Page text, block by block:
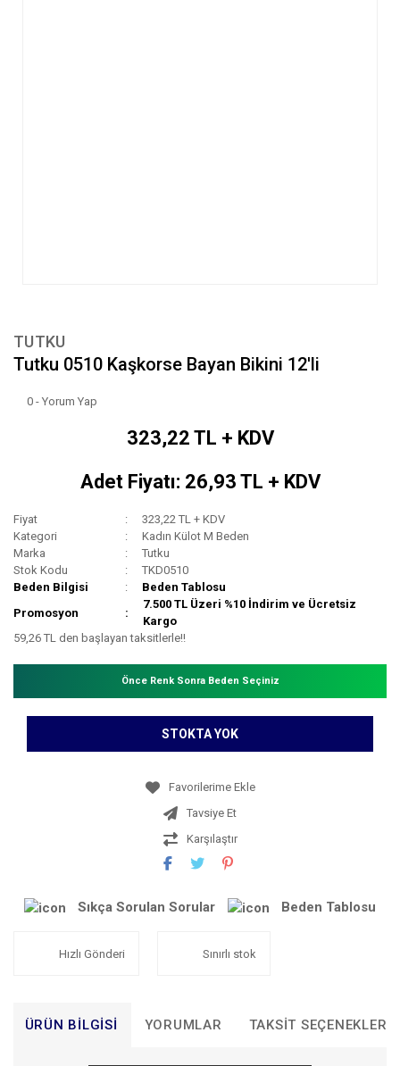
TUTKU
Tutku 0510 Kaşkorse Bayan Bikini 12'li
0 - Yorum Yap
323,22 TL + KDV
Adet Fiyatı: 26,93 TL + KDV
Fiyat
323,22 TL + KDV
Kategori
Kadın Külot M Beden
Marka
Tutku
Stok Kodu
TKD0510
Beden Bilgisi
Beden Tablosu
Promosyon
7.500 TL Üzeri %10 İndirim ve Ücretsiz
Kargo
59,26 TL den başlayan taksitlerle!!
Önce Renk Sonra Beden Seçiniz
STOKTA YOK
Tavsiye Et
Karşılaştır
Sıkça Sorulan Sorular Beden Tablosu
Hızlı Gönderi Sınırlı stok
ÜRÜN BILGISI YORUMLAR TAKSIT SEÇENEKLERI